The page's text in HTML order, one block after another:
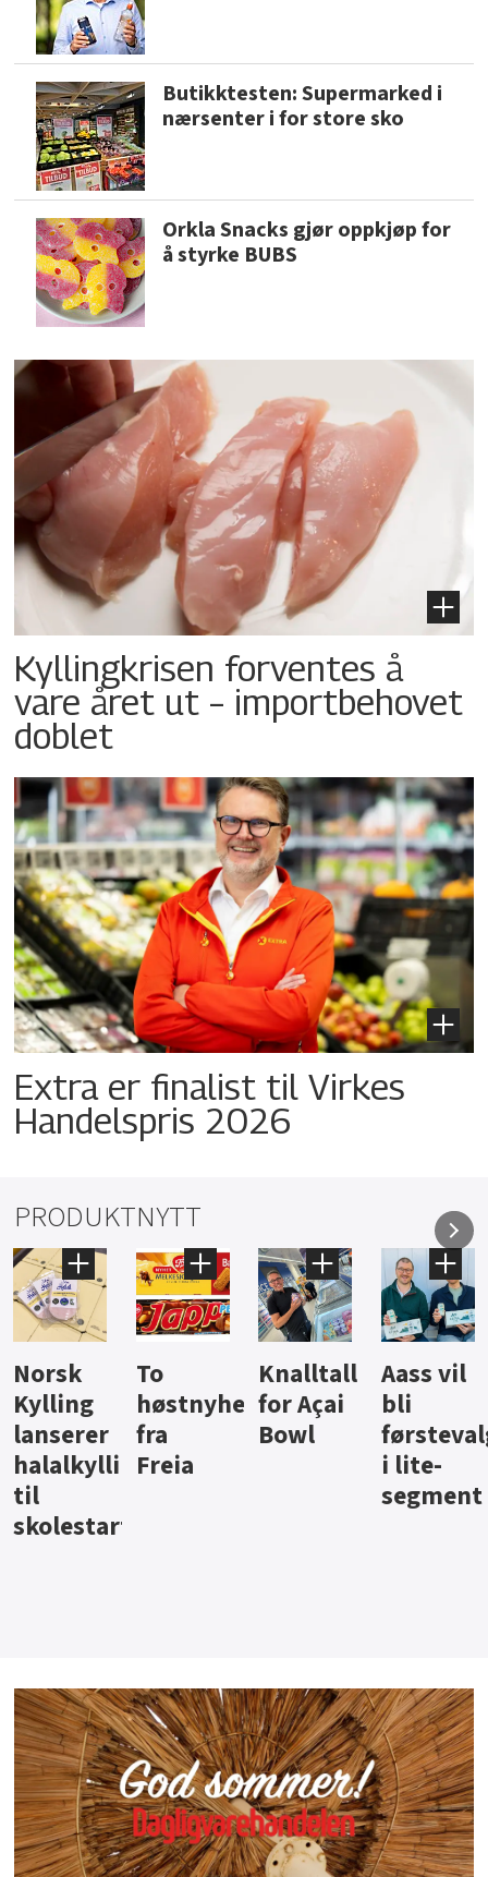
Butikktesten: Supermarked i
nærsenter i for store sko
Orkla Snacks gjør oppkjøp for
å styrke BUBS
Kyllingkrisen forventes å
vare året ut – importbehovet
doblet
Extra er finalist til Virkes
Handelspris 2026
PRODUKTNYTT
Knalltall
for Açai
Bowl
Aass vil
bli
førstevalg
i lite-
Brus og
jus fra
Berentsen
Hard
iste fra
Hansa